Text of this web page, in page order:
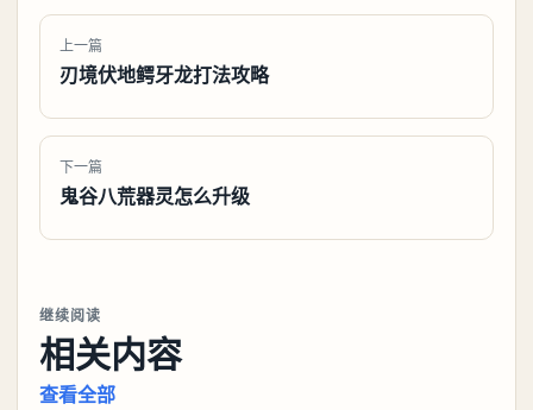
上一篇
刃境伏地鳄牙龙打法攻略
下一篇
鬼谷八荒器灵怎么升级
继续阅读
相关内容
查看全部